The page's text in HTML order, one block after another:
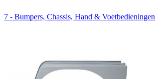
7 - Bumpers, Chassis, Hand & Voetbedieningen